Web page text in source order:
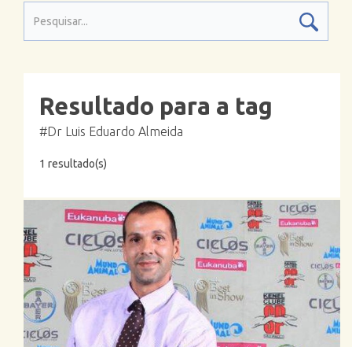
Resultado para a tag
#Dr Luis Eduardo Almeida
1 resultado(s)